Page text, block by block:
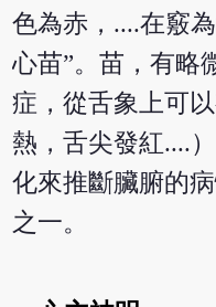
色為赤，....在竅
心苗”。苗，有略
症，從舌象上可
熱，舌尖發紅....
化來推斷臟腑的
之一。